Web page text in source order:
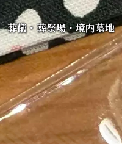
葬儀・葬祭場・境内墓地